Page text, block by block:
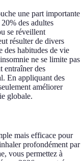
une part importante
des adultes
se réveillent
résulter de divers
des habitudes de vie
ne se limite pas
entraîner des
En appliquant des
améliorer
globale.
mais efficace pour
profondément par
vous permettez à